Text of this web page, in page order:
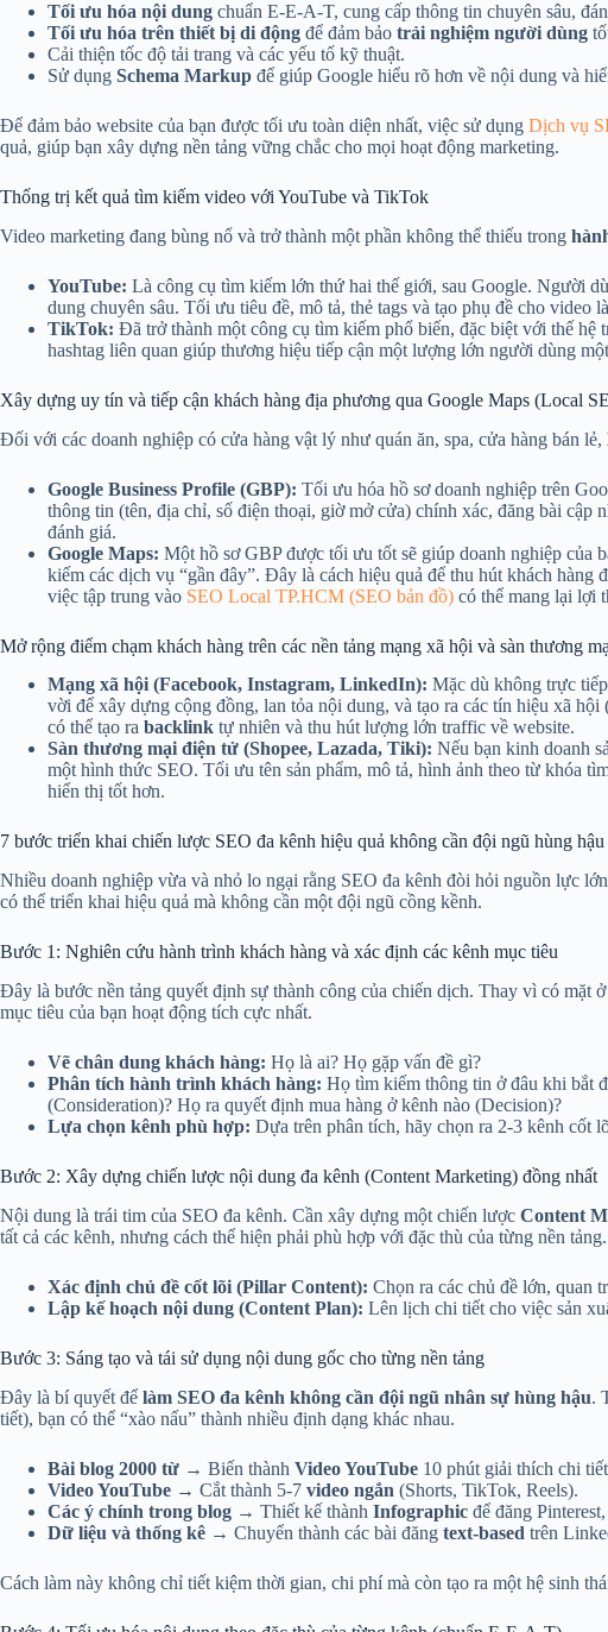
Tối ưu hóa nội dung chuẩn E-E-A-T, cung cấp thông tin chuyên sâu,
Tối ưu hóa trên thiết bị di động để đảm bảo trải nghiệm người dùng
Cải thiện tốc độ tải trang và các yếu tố kỹ thuật.
Sử dụng Schema Markup để giúp Google hiểu rõ hơn về nội dung và
Để đảm bảo website của bạn được tối ưu toàn diện nhất, việc sử dụng Dịch vụ
quả, giúp bạn xây dựng nền tảng vững chắc cho mọi hoạt động marketing.
Thống trị kết quả tìm kiếm video với YouTube và TikTok
Video marketing đang bùng nổ và trở thành một phần không thể thiếu trong
YouTube: Là công cụ tìm kiếm lớn thứ hai thế giới, sau Google. Người
dung chuyên sâu. Tối ưu tiêu đề, mô tả, thẻ tags và tạo phụ đề cho video
TikTok: Đã trở thành một công cụ tìm kiếm phổ biến, đặc biệt với thế hệ
hashtag liên quan giúp thương hiệu tiếp cận một lượng lớn người dùng
Xây dựng uy tín và tiếp cận khách hàng địa phương qua Google Maps (Local
Đối với các doanh nghiệp có cửa hàng vật lý như quán ăn, spa, cửa hàng bán lẻ,
Google Business Profile (GBP): Tối ưu hóa hồ sơ doanh nghiệp trên
thông tin (tên, địa chỉ, số điện thoại, giờ mở cửa) chính xác, đăng bài cập
đánh giá.
Google Maps: Một hồ sơ GBP được tối ưu tốt sẽ giúp doanh nghiệp của
kiếm các dịch vụ “gần đây”. Đây là cách hiệu quả để thu hút khách
việc tập trung vào SEO Local TP.HCM (SEO bản đồ) có thể mang lại lợi
Mở rộng điểm chạm khách hàng trên các nền tảng mạng xã hội và sàn thương
Mạng xã hội (Facebook, Instagram, LinkedIn): Mặc dù không trực
vời để xây dựng cộng đồng, lan tỏa nội dung, và tạo ra các tín hiệu xã
có thể tạo ra backlink tự nhiên và thu hút lượng lớn traffic về website.
Sàn thương mại điện tử (Shopee, Lazada, Tiki): Nếu bạn kinh doanh
một hình thức SEO. Tối ưu tên sản phẩm, mô tả, hình ảnh theo từ khóa
hiển thị tốt hơn.
7 bước triển khai chiến lược SEO đa kênh hiệu quả không cần đội ngũ hùng hậu
Nhiều doanh nghiệp vừa và nhỏ lo ngại rằng SEO đa kênh đòi hỏi nguồn lực
có thể triển khai hiệu quả mà không cần một đội ngũ cồng kềnh.
Bước 1: Nghiên cứu hành trình khách hàng và xác định các kênh mục tiêu
Đây là bước nền tảng quyết định sự thành công của chiến dịch. Thay vì có mặt
mục tiêu của bạn hoạt động tích cực nhất.
Vẽ chân dung khách hàng: Họ là ai? Họ gặp vấn đề gì?
Phân tích hành trình khách hàng: Họ tìm kiếm thông tin ở đâu khi bắt
(Consideration)? Họ ra quyết định mua hàng ở kênh nào (Decision)?
Lựa chọn kênh phù hợp: Dựa trên phân tích, hãy chọn ra 2-3 kênh cốt
Bước 2: Xây dựng chiến lược nội dung đa kênh (Content Marketing) đồng nhất
Nội dung là trái tim của SEO đa kênh. Cần xây dựng một chiến lược Content
tất cả các kênh, nhưng cách thể hiện phải phù hợp với đặc thù của từng nền tảng.
Xác định chủ đề cốt lõi (Pillar Content): Chọn ra các chủ đề lớn, quan
Lập kế hoạch nội dung (Content Plan): Lên lịch chi tiết cho việc sản
Bước 3: Sáng tạo và tái sử dụng nội dung gốc cho từng nền tảng
Đây là bí quyết để làm SEO đa kênh không cần đội ngũ nhân sự hùng hậu.
tiết), bạn có thể “xào nấu” thành nhiều định dạng khác nhau.
Bài blog 2000 từ → Biến thành Video YouTube 10 phút giải thích chi
Video YouTube → Cắt thành 5-7 video ngắn (Shorts, TikTok, Reels).
Các ý chính trong blog → Thiết kế thành Infographic để đăng
Dữ liệu và thống kê → Chuyển thành các bài đăng text-based trên
Cách làm này không chỉ tiết kiệm thời gian, chi phí mà còn tạo ra một hệ sinh